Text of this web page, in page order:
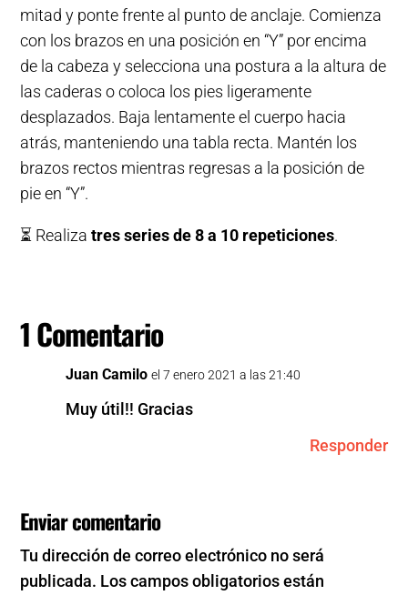
mitad y ponte frente al punto de anclaje. Comienza
con los brazos en una posición en “Y” por encima
de la cabeza y selecciona una postura a la altura de
las caderas o coloca los pies ligeramente
desplazados. Baja lentamente el cuerpo hacia
atrás, manteniendo una tabla recta. Mantén los
brazos rectos mientras regresas a la posición de
pie en “Y”.
⏳ Realizatres series de 8 a 10 repeticiones.
1 Comentario
Juan Camilo el 7 enero 2021 a las 21:40
Muy útil!! Gracias
Responder
Enviar comentario
Tu dirección de correo electrónico no será
publicada. Los campos obligatorios están